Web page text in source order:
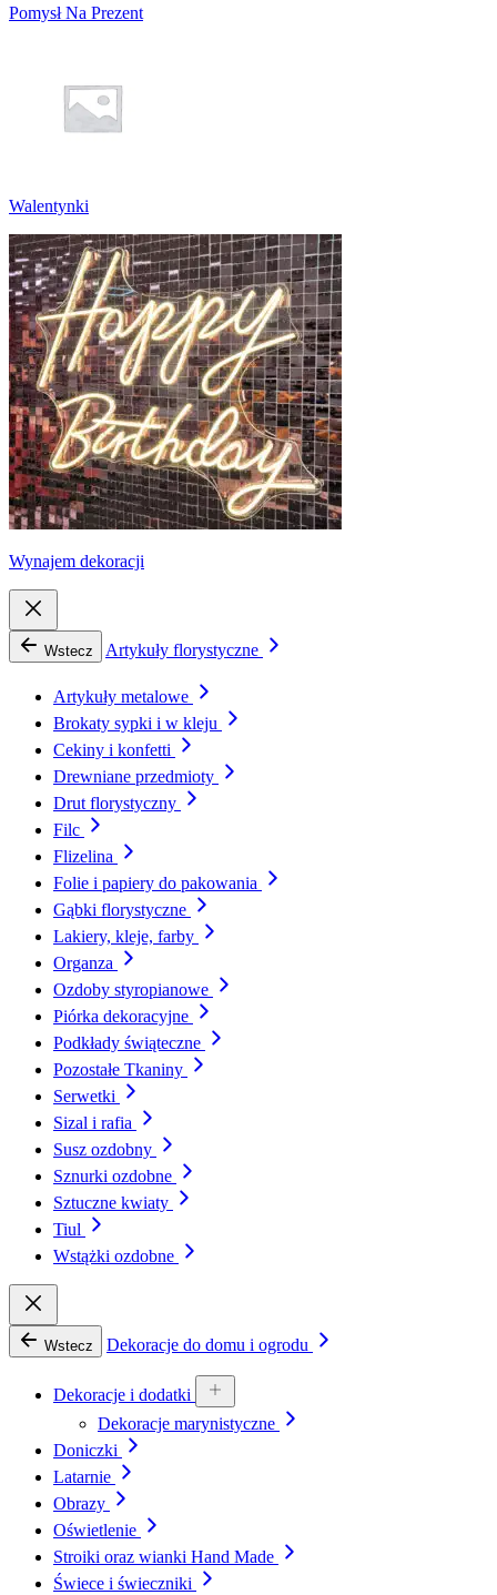
Pomysł Na Prezent
Walentynki
Wynajem dekoracji
Wstecz Artykuły florystyczne
Artykuły metalowe
Brokaty sypki i w kleju
Cekiny i konfetti
Drewniane przedmioty
Drut florystyczny
Filc
Flizelina
Folie i papiery do pakowania
Gąbki florystyczne
Lakiery, kleje, farby
Organza
Ozdoby styropianowe
Piórka dekoracyjne
Podkłady świąteczne
Pozostałe Tkaniny
Serwetki
Sizal i rafia
Susz ozdobny
Sznurki ozdobne
Sztuczne kwiaty
Tiul
Wstążki ozdobne
Wstecz Dekoracje do domu i ogrodu
Dekoracje i dodatki
Dekoracje marynistyczne
Doniczki
Latarnie
Obrazy
Oświetlenie
Stroiki oraz wianki Hand Made
Świece i świeczniki